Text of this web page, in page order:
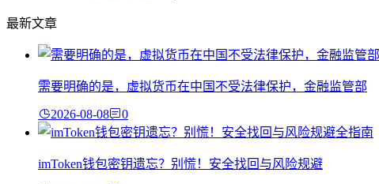
最新文章
需要明确的是，虚拟货币在中国不受法律保护，金融监管部
2026-08-08 0
imToken钱包密钥遗忘？别慌！安全找回与风险规避